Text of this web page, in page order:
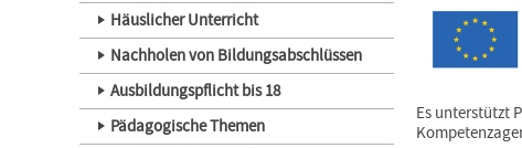
i
t
e
Häuslicher Unterricht
Nachholen von Bildungsabschlüssen
Ausbildungspflicht bis 18
Pädagogische Themen
Es unterstützt